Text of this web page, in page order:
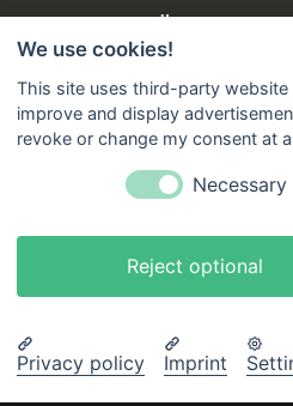
Über die
Büchergilde
ImpressumAGB
We use cookies!
This site uses third-party
improve and display
revoke or change my consent at
Necessary
Reject optional
Privacy policy Imprint